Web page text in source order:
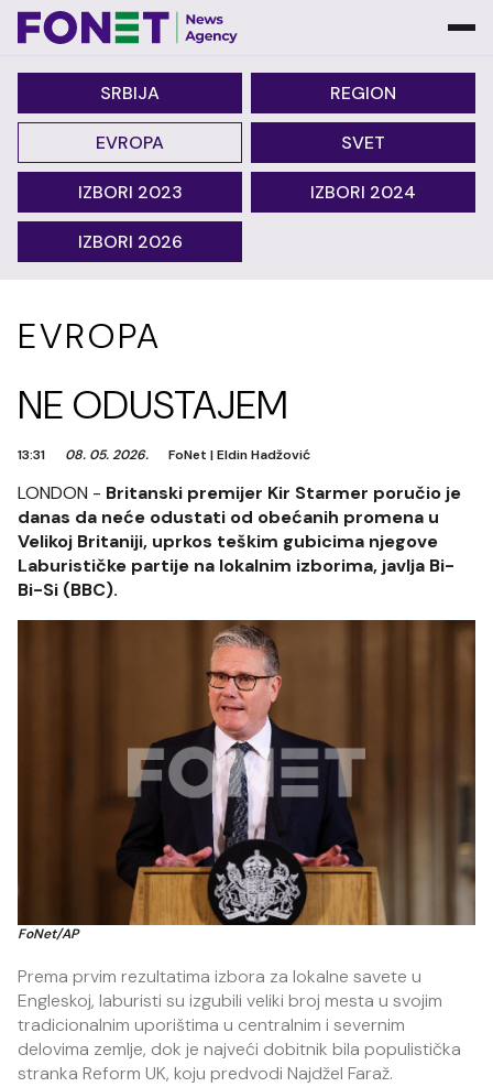
SRBIJA REGION
EVROPA SVET
IZBORI 2023 IZBORI 2024
IZBORI 2026
EVROPA
NE ODUSTAJEM
13:31 08. 05. 2026. FoNet |Eldin Hadžović
LONDON - Britanski premijer Kir Starmer poručio je
danas da neće odustati od obećanih promena u
Velikoj Britaniji, uprkos teškim gubicima njegove
Laburističke partije na lokalnim izborima, javlja Bi-
Bi-Si (BBC).
FoNet/AP
Prema prvim rezultatima izbora za lokalne savete u
Engleskoj, laburisti su izgubili veliki broj mesta u svojim
tradicionalnim uporištima u centralnim i severnim
delovima zemlje, dok je najveći dobitnik bila populistička
stranka Reform UK, koju predvodi Najdžel Faraž.